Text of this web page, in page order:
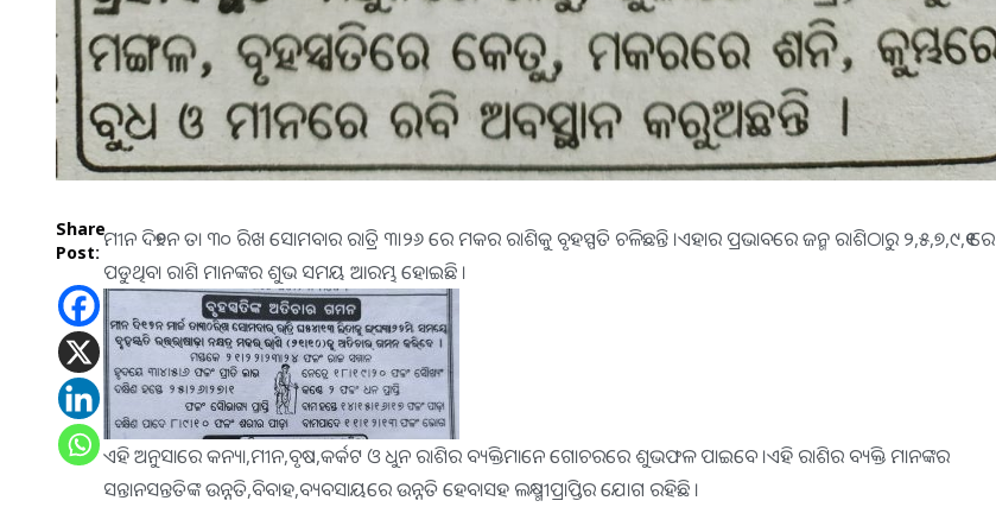
Share
Post:
ମୀନ ଦି୧୭ନ ତା ୩୦ ରିଖ ସୋମବାର ରାତ୍ରି ୩।୨୬ ରେ ମକର ରାଶିକୁ ବୃହସ୍ପତି ଚଳିଛନ୍ତି ।ଏହାର ପ୍ରଭାବରେ ଜନ୍ମ ରାଶିଠାରୁ ୨,୫,୭,୯,୧୧ ରେ
ପଡୁଥିବା ରାଶି ମାନଙ୍କର ଶୁଭ ସମୟ ଆରମ୍ଭ ହୋଇଛି ।
ଏହି ଅନୁସାରେ କନ୍ୟା,ମୀନ,ବୃଷ,କର୍କଟ ଓ ଧୁନ ରାଶିର ବ୍ୟକ୍ତିମାନେ ଗୋଚରରେ ଶୁଭଫଳ ପାଇବେ ।ଏହି ରାଶିର ବ୍ୟକ୍ତି ମାନଙ୍କର
ସନ୍ତାନସନ୍ତତିଙ୍କ ଉନ୍ନତି,ବିବାହ,ବ୍ୟବସାୟରେ ଉନ୍ନତି ହେବାସହ ଲକ୍ଷ୍ମୀପ୍ରାପ୍ତିର ଯୋଗ ରହିଛି ।